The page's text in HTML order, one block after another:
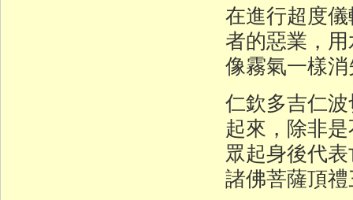
在進行超度
者的惡業，
像霧氣一樣
仁欽多吉仁
起來，除非
眾起身後代
諸佛菩薩頂